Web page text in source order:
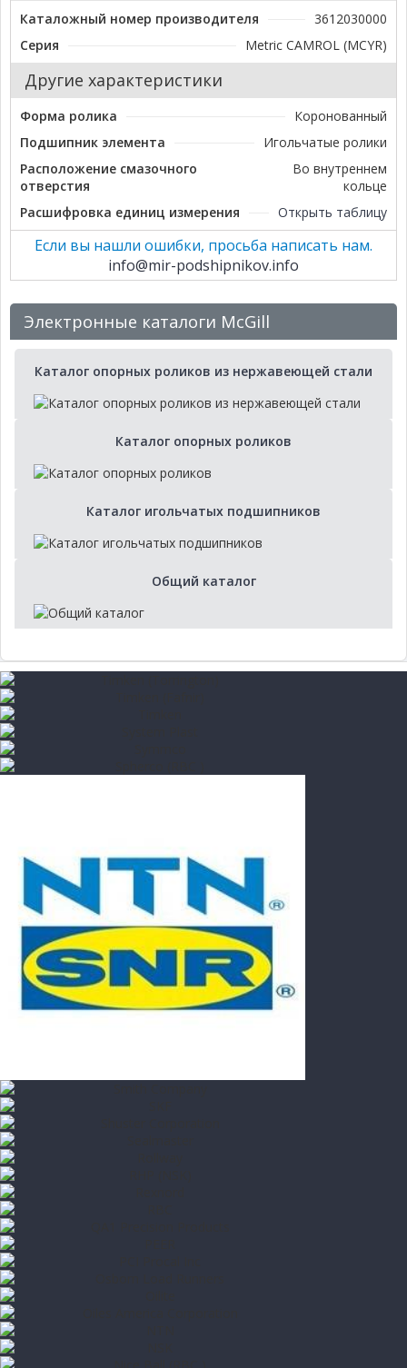
Каталожный номер производителя
3612030000
Серия
Metric CAMROL (MCYR)
Другие характеристики
Форма ролика
Коронованный
Подшипник элемента
Игольчатые ролики
Расположение смазочного
отверстия
Во внутреннем
кольце
Расшифровка единиц измерения
Открыть таблицу
Если вы нашли ошибки, просьба написать нам.
info@mir-podshipnikov.info
Электронные каталоги McGill
Каталог опорных роликов из нержавеющей стали
Каталог опорных роликов
Каталог игольчатых подшипников
Общий каталог